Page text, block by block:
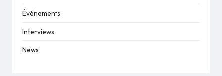
Événements
Interviews
News